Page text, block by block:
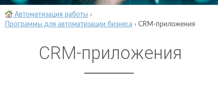
Автоматизация работы ›
Программы для автоматизации бизнеса › CRM-приложения
CRM-приложения